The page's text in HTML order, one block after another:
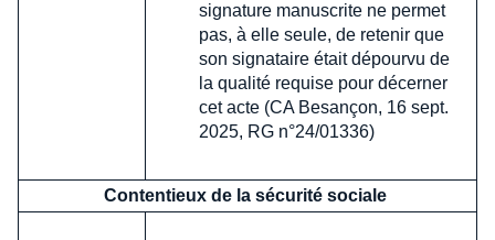
signature manuscrite ne permet
pas, à elle seule, de retenir que
son signataire était dépourvu de
la qualité requise pour décerner
cet acte (CA Besançon, 16 sept.
2025, RG n°24/01336)
Contentieux de la sécurité sociale